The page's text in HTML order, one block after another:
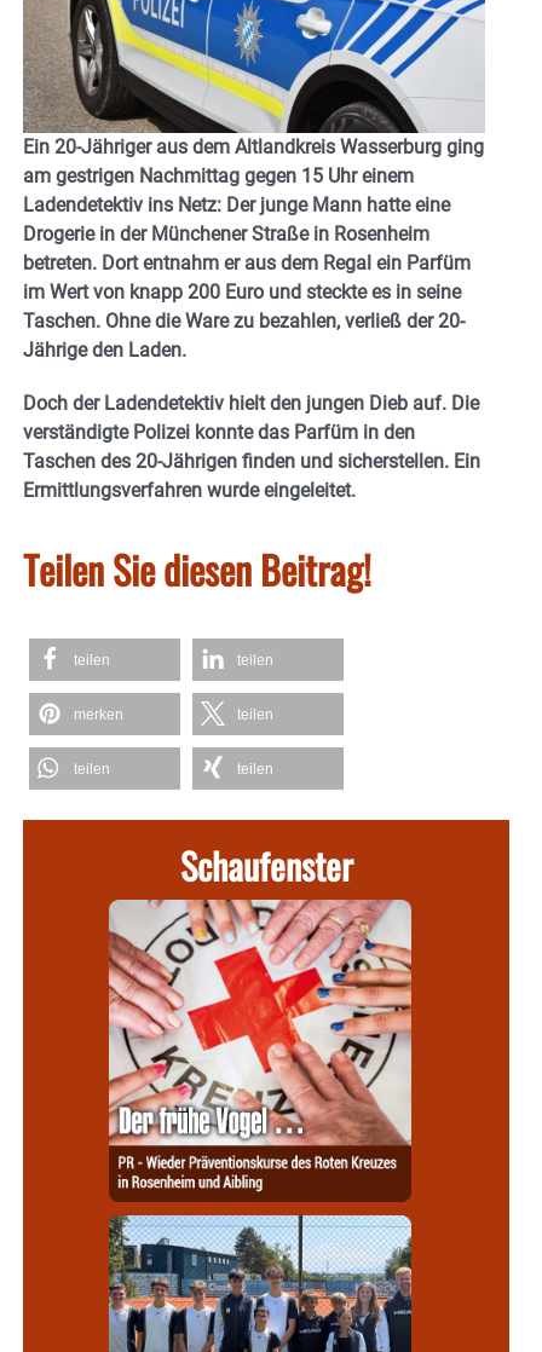
Ein 20-Jähriger aus dem Altlandkreis Wasserburg ging
am gestrigen Nachmittag gegen 15 Uhr einem
Ladendetektiv ins Netz: Der junge Mann hatte eine
Drogerie in der Münchener Straße in Rosenheim
betreten. Dort entnahm er aus dem Regal ein Parfüm
im Wert von knapp 200 Euro und steckte es in seine
Taschen. Ohne die Ware zu bezahlen, verließ der 20-
Jährige den Laden.
Doch der Ladendetektiv hielt den jungen Dieb auf. Die
verständigte Polizei konnte das Parfüm in den
Taschen des 20-Jährigen finden und sicherstellen. Ein
Ermittlungsverfahren wurde eingeleitet.
Teilen Sie diesen Beitrag!
teilen teilen
merken teilen
teilen teilen
Schaufenster